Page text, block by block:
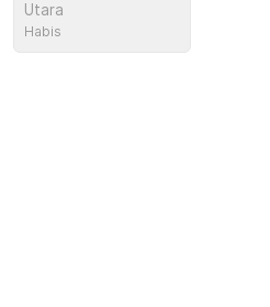
Utara
Habis